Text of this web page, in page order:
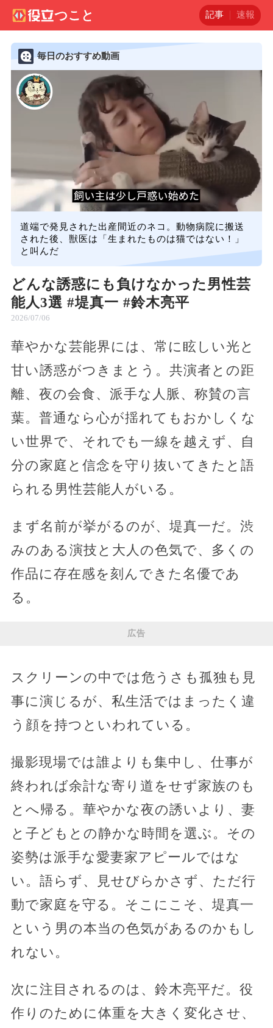
記事 速報
毎日のおすすめ動画
道端で発見された出産間近のネコ。動物病院に搬送
された後、獣医は「生まれたものは猫ではない！」
と叫んだ
どんな誘惑にも負けなかった男性芸
能人3選 #堤真一 #鈴木亮平
2026/07/06
華やかな芸能界には、常に眩しい光と
甘い誘惑がつきまとう。共演者との距
離、夜の会食、派手な人脈、称賛の言
葉。普通なら心が揺れてもおかしくな
い世界で、それでも一線を越えず、自
分の家庭と信念を守り抜いてきたと語
られる男性芸能人がいる。
まず名前が挙がるのが、堤真一だ。渋
みのある演技と大人の色気で、多くの
作品に存在感を刻んできた名優であ
る。
広告
スクリーンの中では危うさも孤独も見
事に演じるが、私生活ではまったく違
う顔を持つといわれている。
撮影現場では誰よりも集中し、仕事が
終われば余計な寄り道をせず家族のも
とへ帰る。華やかな夜の誘いより、妻
と子どもとの静かな時間を選ぶ。その
姿勢は派手な愛妻家アピールではな
い。語らず、見せびらかさず、ただ行
動で家庭を守る。そこにこそ、堤真一
という男の本当の色気があるのかもし
れない。
次に注目されるのは、鈴木亮平だ。役
作りのために体重を大きく変化させ、